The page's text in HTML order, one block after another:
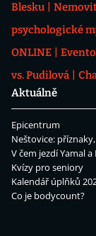
Blesku
psychologické
ONLINE
vs. Pudilová
Aktuálně
Epicentrum
Neštovice:
V čem jezdí Yamal a
Kvízy pro seniory
Kalendář úplňků
Co je bodycount?